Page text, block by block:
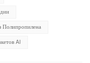
Полипропилена
AI